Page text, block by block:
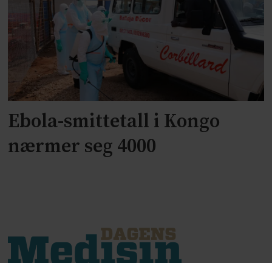
Ebola-smittetall i Kongo
nærmer seg 4000